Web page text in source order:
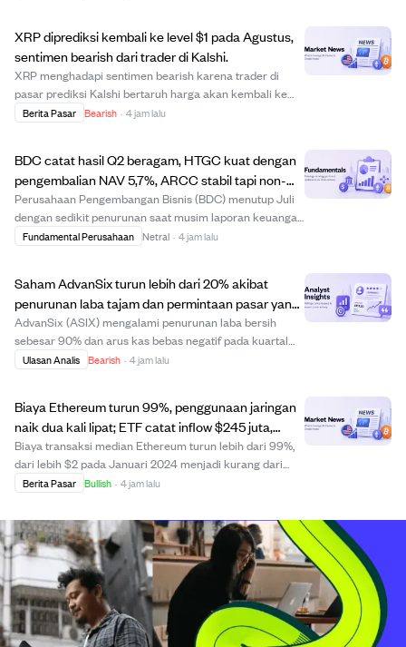
XRP diprediksi kembali ke level $1 pada Agustus,
sentimen bearish dari trader di Kalshi.
XRP menghadapi sentimen bearish karena trader di
pasar prediksi Kalshi bertaruh harga akan kembali ke
level terendah multi-bulan sekitar $1 pada Agustus ini.
Berita Pasar Bearish · 4 jam lalu
BDC catat hasil Q2 beragam, HTGC kuat dengan
pengembalian NAV 5,7%, ARCC stabil tapi non-
akrual naik.
Perusahaan Pengembangan Bisnis (BDC) menutup Juli
dengan sedikit penurunan saat musim laporan keuangan
Q2 dimulai. HTGC mencatat pengembalian NAV total
Fundamental Perusahaan Netral · 4 jam lalu
Saham AdvanSix turun lebih dari 20% akibat
penurunan laba tajam dan permintaan pasar yang
lemah.
AdvanSix (ASIX) mengalami penurunan laba bersih
sebesar 90% dan arus kas bebas negatif pada kuartal
kedua 2026, menyebabkan harga saham turun lebih dari
Ulasan Analis Bearish · 4 jam lalu
Biaya Ethereum turun 99%, penggunaan jaringan
naik dua kali lipat; ETF catat inflow $245 juta,
dorong prospek bullish.
Biaya transaksi median Ethereum turun lebih dari 99%,
dari lebih $2 pada Januari 2024 menjadi kurang dari
$0,02 pada Maret 2026, sementara throughput jaringan
meningkatkan aksesibilitas bagi pengguna dan ...
Berita Pasar Bullish · 4 jam lalu